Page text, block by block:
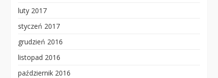
luty 2017
styczeń 2017
grudzień 2016
listopad 2016
październik 2016